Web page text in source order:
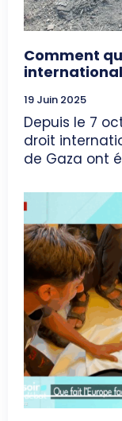
Comment
19 Juin 2025
Depuis le 7
droit
de Gaza ont